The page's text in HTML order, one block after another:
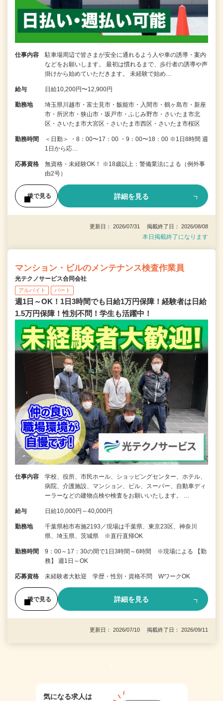
仕事内容
駐車場周辺で皆さまが安全に通れるよう人や車の誘導・案内
などをお願いします。 最初は慣れるまで、歩行者の誘導や声
掛けから始めていただきます。 未経験で始め…
給与 日給10,200円〜12,900円
勤務地
埼玉県川越市・富士見市・飯能市・入間市・鶴ヶ島市・新座
市・所沢市・狭山市・坂戸市・ふじみ野市・さいたま市北
区・さいたま市大宮区・さいたま市西区・さいたま市桜区
勤務時間
＜日勤＞ ・8：00〜17：00 ・9：00〜18：00 ※1日8時間 週
1日から応…
応募資格
無資格・未経験OK！ ※18歳以上：警備業法による（例外事
由2号）
後で見る 詳細を見る
更新日： 2026/07/31 掲載終了日： 2026/08/08
本日掲載終了になります
マンション・ビルのメンテナンス検査作業員
光テクノサービス合同会社
アルバイト パート
週1日～OK！1日3時間でも日給1万円保障！経験者は日給
1.5万円保障！性別不問！学生も活躍中！
仕事内容
学校、役所、市民ホール、ショッピングセンター、ホテル、
病院、介護施設、マンション、ビル、スーパー、自動車ディ
ーラーなどの建物点検や検査をお願いいたします。 …
給与 日給10,000円～40,000円
勤務地
千葉県柏市布施2193／現場は千葉県、東京23区、神奈川
県、埼玉県、茨城県 ※直行直帰OK
勤務時間
9：00～17：30の間で1日3時間～6時間 ※現場による 【勤
務】 週1日～OK
応募資格 未経験者大歓迎 学歴・性別・資格不問 WワークOK
後で見る 詳細を見る
更新日： 2026/07/10 掲載終了日： 2026/09/11
1
気になる求人は